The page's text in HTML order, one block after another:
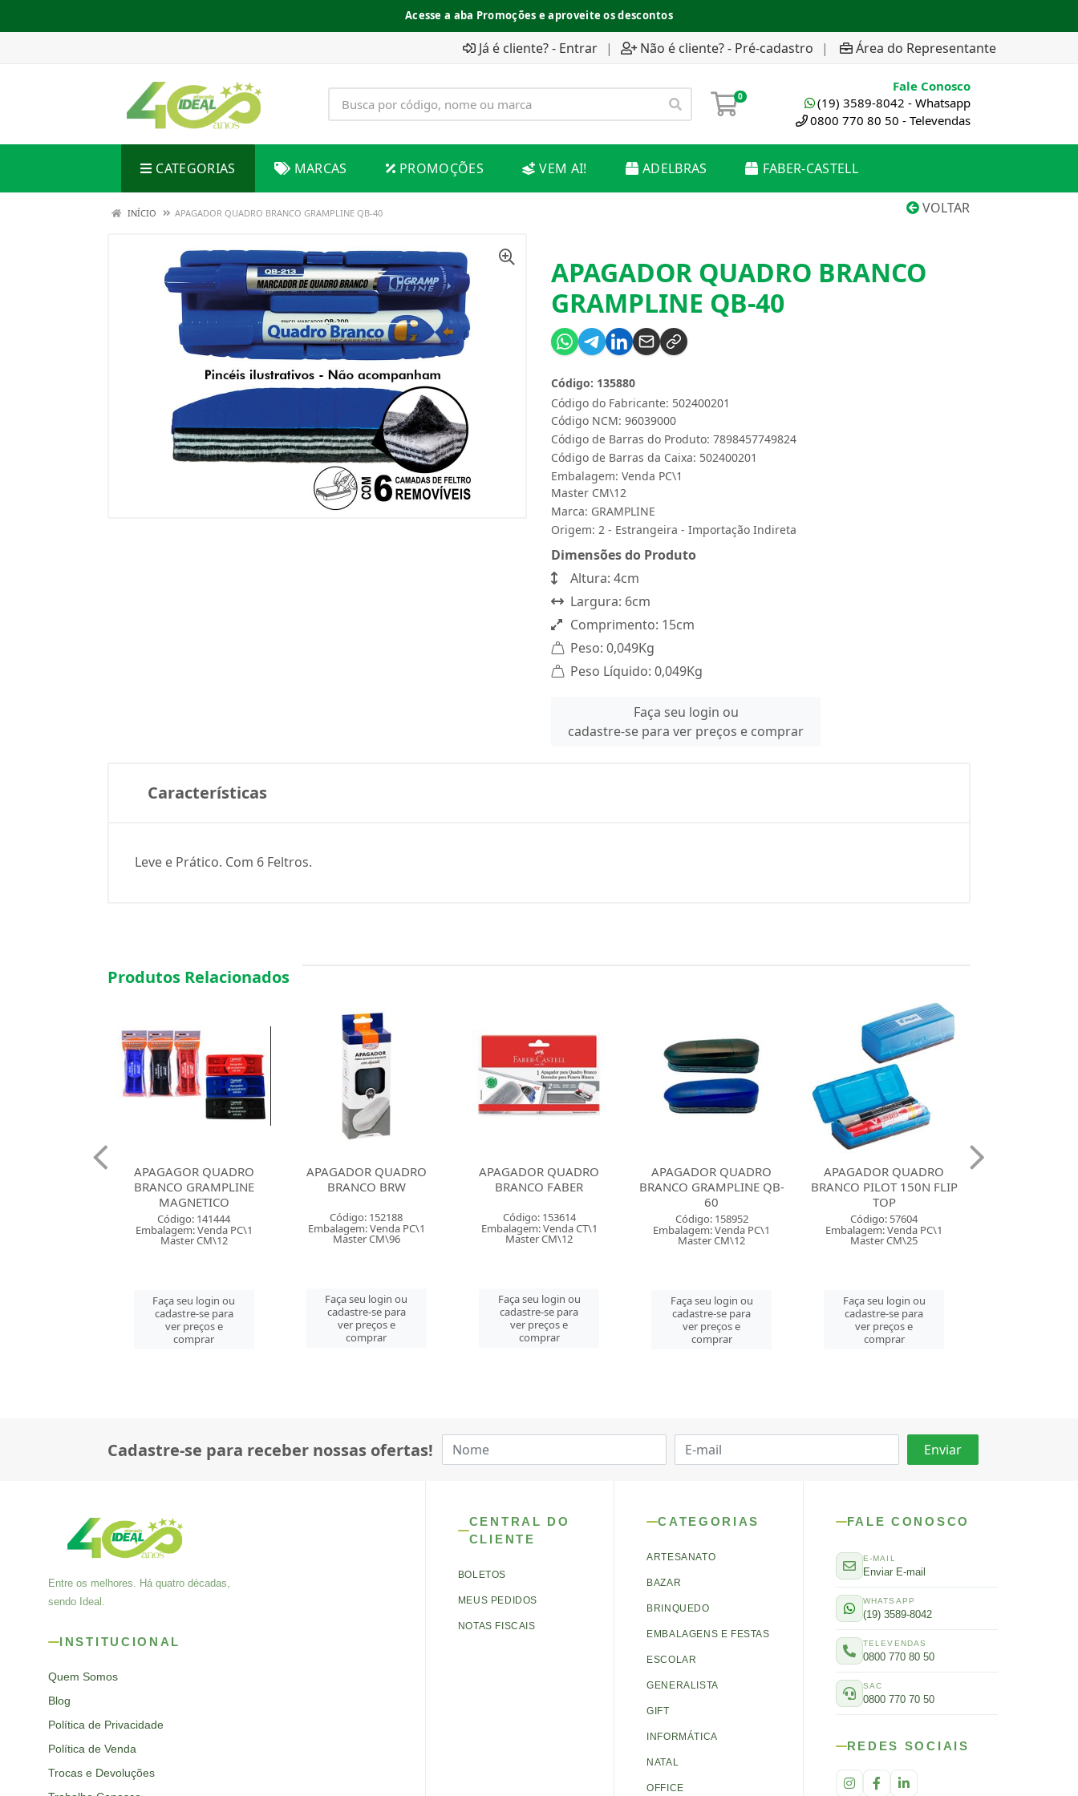
Acesse a aba Promoções e aproveite os descontos
Já é cliente? - Entrar | Não é cliente? - Pré-cadastro | Área do Representante
0
Fale Conosco
(19) 3589-8042 - Whatsapp
0800 770 80 50 - Televendas
CATEGORIAS MARCAS PROMOÇÕES VEM AI! ADELBRAS FABER-CASTELL
VOLTAR
INÍCIO APAGADOR QUADRO BRANCO GRAMPLINE QB-40
APAGADOR QUADRO BRANCO
GRAMPLINE QB-40
Código do Fabricante: 502400201
Código: 135880
Código NCM: 96039000
Código de Barras do Produto: 7898457749824
Código de Barras da Caixa: 502400201
Embalagem: Venda PC\1
Master CM\12
Marca: GRAMPLINE
Origem: 2 - Estrangeira - Importação Indireta
Dimensões do Produto
Altura: 4cm
Largura: 6cm
Comprimento: 15cm
Peso: 0,049Kg
Peso Líquido: 0,049Kg
Faça seu login ou
cadastre-se para ver preços e comprar
Características
Leve e Prático. Com 6 Feltros.
Produtos Relacionados
APAGADOR QUADRO
BRANCO BRW
Código: 152188
Embalagem: Venda PC\1
Master CM\96
Faça seu login ou
cadastre-se para
ver preços e
comprar
APAGADOR QUADRO
BRANCO FABER
Código: 153614
Embalagem: Venda CT\1
Master CM\12
Faça seu login ou
cadastre-se para
ver preços e
comprar
APAGADOR QUADRO
BRANCO GRAMPLINE QB-
Código: 158952
Embalagem: Venda PC\1
Master CM\12
Faça seu login ou
cadastre-se para
ver preços e
comprar
APAGADOR QUADRO
BRANCO PILOT 150N FLIP
TOP
Código: 57604
Embalagem: Venda PC\1
Master CM\25
Faça seu login ou
cadastre-se para
ver preços e
comprar
APAGADOR QUADRO
BRANCO RADEX ASUPER
ABS 2010
Código: 83617
Embalagem: Venda PC\1
Master CM\72
Faça seu login ou
cadastre-se para
ver preços e
comprar
Cadastre-se para receber nossas ofertas!
Entre os melhores. Há quatro décadas,
sendo Ideal.
INSTITUCIONAL
Quem Somos
Blog
Política de Privacidade
Política de Venda
Trocas e Devoluções
CENTRAL DO
CLIENTE
BOLETOS
MEUS PEDIDOS
NOTAS FISCAIS
CATEGORIAS
ARTESANATO
BAZAR
BRINQUEDO
EMBALAGENS E FESTAS
ESCOLAR
GENERALISTA
GIFT
INFORMÁTICA
NATAL
OFFICE
FALE CONOSCO
E-MAIL
Enviar E-mail
WHATSAPP
(19) 3589-8042
TELEVENDAS
0800 770 80 50
SAC
0800 770 70 50
REDES SOCIAIS